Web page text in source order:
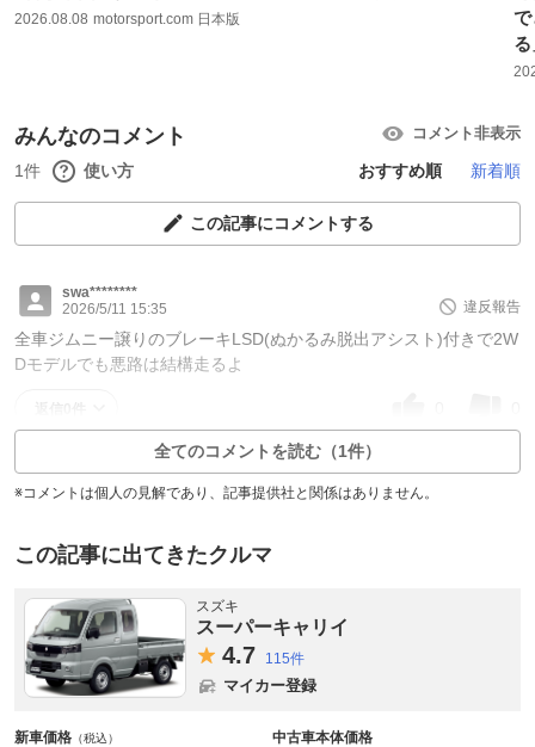
2026.08.08 motorsport.com 日本版
で
みんなのコメント コメント非表示
1件 使い方 おすすめ順 新着順
この記事にコメントする
swa********
2026/5/11 15:35
違反報告
全車ジムニー譲りのブレーキLSD(ぬかるみ脱出アシスト)付きで2W
Dモデルでも悪路は結構走るよ
全てのコメントを読む（1件）
※コメントは個人の見解であり、記事提供社と関係はありません。
この記事に出てきたクルマ
スズキ
スーパーキャリイ
4.7 115件
マイカー登録
新車価格 （税込） 中古車本体価格